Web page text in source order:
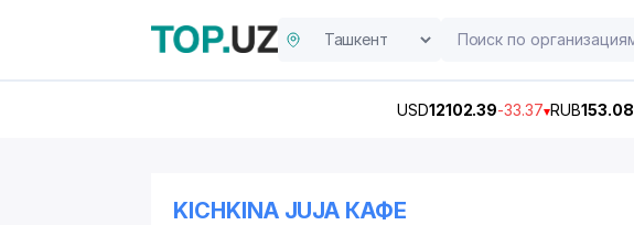
USD12102.39-33.37 RUB153.08
KICHKINA JUJA КАФЕ